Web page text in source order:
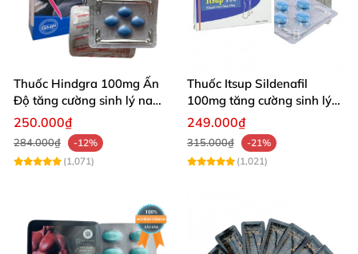
Thuốc Hindgra 100mg Ấn
Độ tăng cường sinh lý nam
hindgra-100 chống xts
cương dương
250.000₫
284.000₫
-12%
(1,071)
Thuốc Itsup Sildenafil
100mg tăng cường sinh lý
nam, kéo dài thời gian quan
hệ hiệu quả
249.000₫
315.000₫
-21%
(1,021)